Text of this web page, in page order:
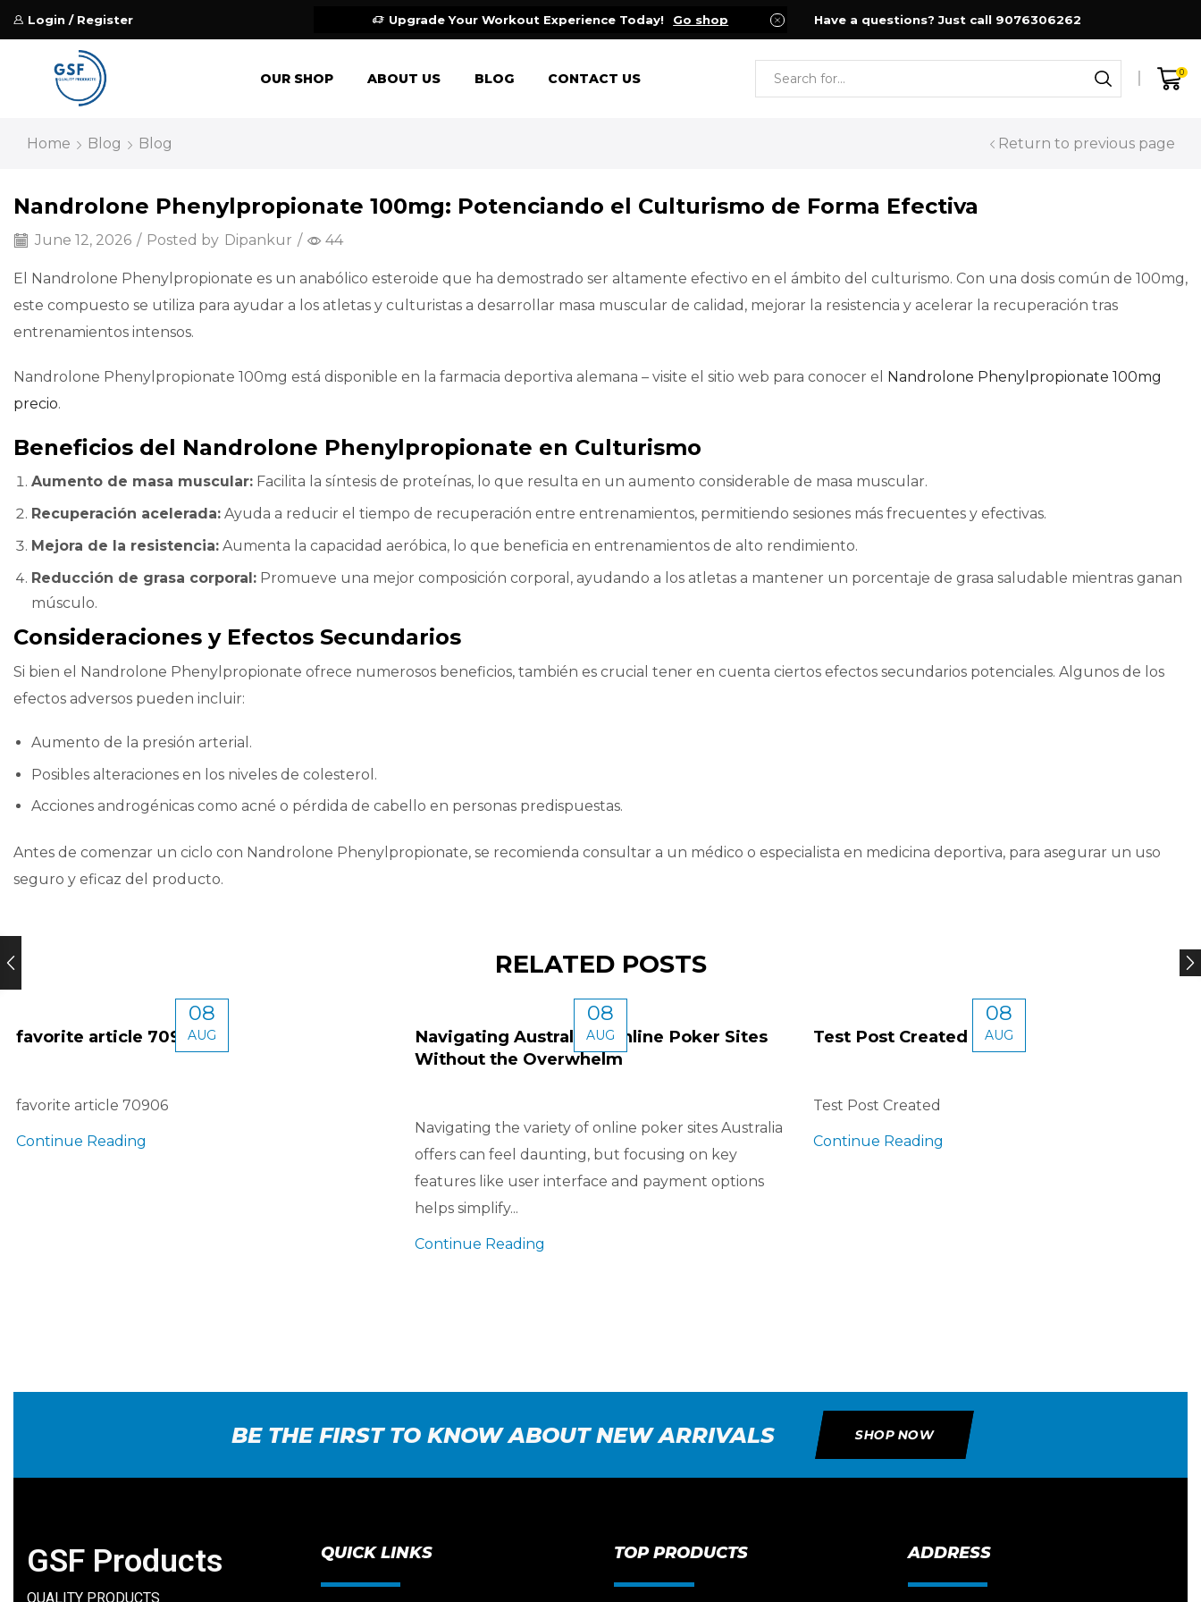
Login / Register Upgrade Your Workout Experience Today! Go shop Have a questions? Just call 9076306262
OUR SHOP ABOUT US BLOG CONTACT US 0
Return to previous page
Home Blog Blog
Nandrolone Phenylpropionate 100mg: Potenciando el Culturismo de Forma Efectiva
June 12, 2026 / Posted by Dipankur / 44
El Nandrolone Phenylpropionate es un anabólico esteroide que ha demostrado ser altamente efectivo en el ámbito del culturismo. Con una dosis común de 100mg,
este compuesto se utiliza para ayudar a los atletas y culturistas a desarrollar masa muscular de calidad, mejorar la resistencia y acelerar la recuperación tras
entrenamientos intensos.
Nandrolone Phenylpropionate 100mg está disponible en la farmacia deportiva alemana – visite el sitio web para conocer el Nandrolone Phenylpropionate 100mg
precio.
Beneficios del Nandrolone Phenylpropionate en Culturismo
Aumento de masa muscular: Facilita la síntesis de proteínas, lo que resulta en un aumento considerable de masa muscular.
Recuperación acelerada: Ayuda a reducir el tiempo de recuperación entre entrenamientos, permitiendo sesiones más frecuentes y efectivas.
Mejora de la resistencia: Aumenta la capacidad aeróbica, lo que beneficia en entrenamientos de alto rendimiento.
Reducción de grasa corporal: Promueve una mejor composición corporal, ayudando a los atletas a mantener un porcentaje de grasa saludable mientras ganan
músculo.
Consideraciones y Efectos Secundarios
Si bien el Nandrolone Phenylpropionate ofrece numerosos beneficios, también es crucial tener en cuenta ciertos efectos secundarios potenciales. Algunos de los
efectos adversos pueden incluir:
Aumento de la presión arterial.
Posibles alteraciones en los niveles de colesterol.
Acciones androgénicas como acné o pérdida de cabello en personas predispuestas.
Antes de comenzar un ciclo con Nandrolone Phenylpropionate, se recomienda consultar a un médico o especialista en medicina deportiva, para asegurar un uso
seguro y eficaz del producto.
RELATED POSTS
08
AUG
favorite article 70906
favorite article 70906
Continue Reading
08
AUG
Navigating Australia’s Online Poker Sites
Without the Overwhelm
Navigating the variety of online poker sites Australia
offers can feel daunting, but focusing on key
features like user interface and payment options
helps simplify...
Continue Reading
08
AUG
Test Post Created
Test Post Created
Continue Reading
BE THE FIRST TO KNOW ABOUT NEW ARRIVALS SHOP NOW
GSF Products
QUALITY PRODUCTS
QUICK LINKS TOP PRODUCTS ADDRESS